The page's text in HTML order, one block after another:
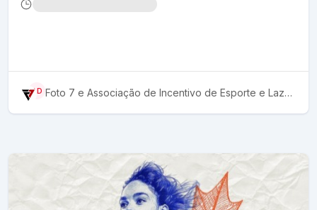
AD Foto 7 e Associação de Incentivo de Esporte e Lazer de SJP